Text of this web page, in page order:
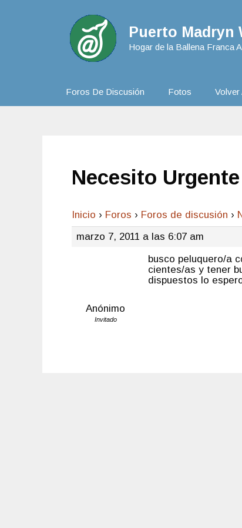
Puerto Madryn
Hogar de la Ballena Franca
Foros De Discusión Fotos Volver
Necesito
Inicio › Foros › Foros de discusión ›
marzo 7, 2011 a las 6:07 am
Anónimo
Invitado
busco peluquero/a
cientes/as y tener
dispuestos lo